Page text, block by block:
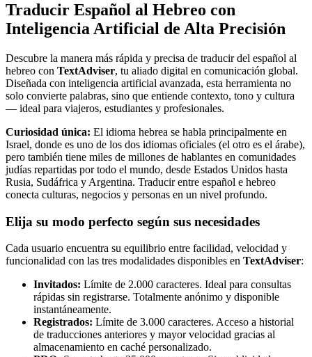
Traducir Español al Hebreo con
Inteligencia Artificial de Alta Precisión
Descubre la manera más rápida y precisa de traducir del español al
hebreo con TextAdviser, tu aliado digital en comunicación global.
Diseñada con inteligencia artificial avanzada, esta herramienta no
solo convierte palabras, sino que entiende contexto, tono y cultura
— ideal para viajeros, estudiantes y profesionales.
Curiosidad única: El idioma hebrea se habla principalmente en
Israel, donde es uno de los dos idiomas oficiales (el otro es el árabe),
pero también tiene miles de millones de hablantes en comunidades
judías repartidas por todo el mundo, desde Estados Unidos hasta
Rusia, Sudáfrica y Argentina. Traducir entre español e hebreo
conecta culturas, negocios y personas en un nivel profundo.
Elija su modo perfecto según sus necesidades
Cada usuario encuentra su equilibrio entre facilidad, velocidad y
funcionalidad con las tres modalidades disponibles en TextAdviser:
Invitados: Límite de 2.000 caracteres. Ideal para consultas
rápidas sin registrarse. Totalmente anónimo y disponible
instantáneamente.
Registrados: Límite de 3.000 caracteres. Acceso a historial
de traducciones anteriores y mayor velocidad gracias al
almacenamiento en caché personalizado.